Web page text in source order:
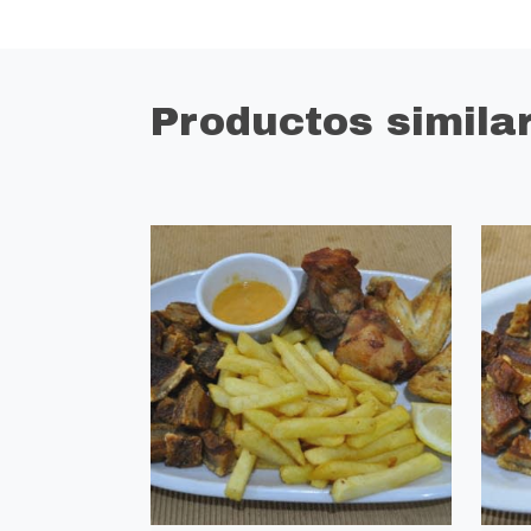
Productos